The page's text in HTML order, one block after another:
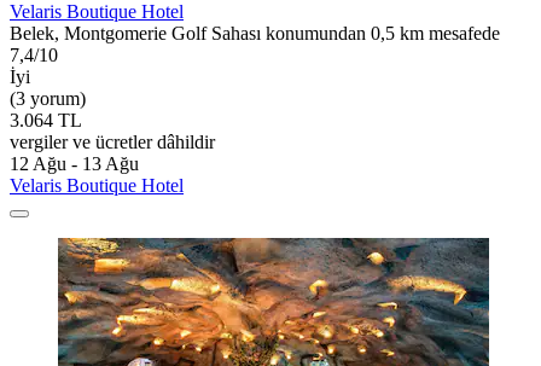
Velaris Boutique Hotel
Belek, Montgomerie Golf Sahası konumundan 0,5 km mesafede
7,4/10
İyi
(3 yorum)
3.064 TL
vergiler ve ücretler dâhildir
12 Ağu - 13 Ağu
Velaris Boutique Hotel